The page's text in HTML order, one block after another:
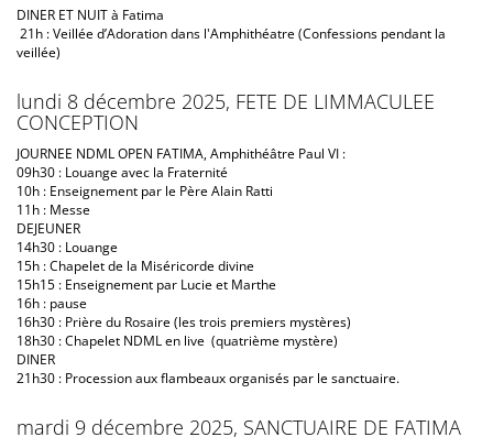
DINER ET NUIT à Fatima
21h : Veillée d’Adoration dans l'Amphithéatre (Confessions pendant la
veillée)
lundi 8 décembre 2025, FETE DE LIMMACULEE
CONCEPTION
JOURNEE NDML OPEN FATIMA, Amphithéâtre Paul VI :
09h30 : Louange avec la Fraternité
10h : Enseignement par le Père Alain Ratti
11h : Messe
DEJEUNER
14h30 : Louange
15h : Chapelet de la Miséricorde divine
15h15 : Enseignement par Lucie et Marthe
16h : pause
16h30 : Prière du Rosaire (les trois premiers mystères)
18h30 : Chapelet NDML en live (quatrième mystère)
DINER
21h30 : Procession aux flambeaux organisés par le sanctuaire.
mardi 9 décembre 2025, SANCTUAIRE DE FATIMA